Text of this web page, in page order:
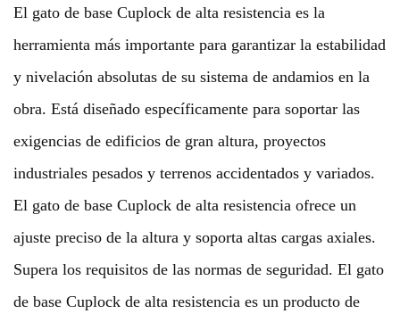
El gato de base Cuplock de alta resistencia es la
herramienta más importante para garantizar la estabilidad
y nivelación absolutas de su sistema de andamios en la
obra. Está diseñado específicamente para soportar las
exigencias de edificios de gran altura, proyectos
industriales pesados ​​y terrenos accidentados y variados.
El gato de base Cuplock de alta resistencia ofrece un
ajuste preciso de la altura y soporta altas cargas axiales.
Supera los requisitos de las normas de seguridad. El gato
de base Cuplock de alta resistencia es un producto de